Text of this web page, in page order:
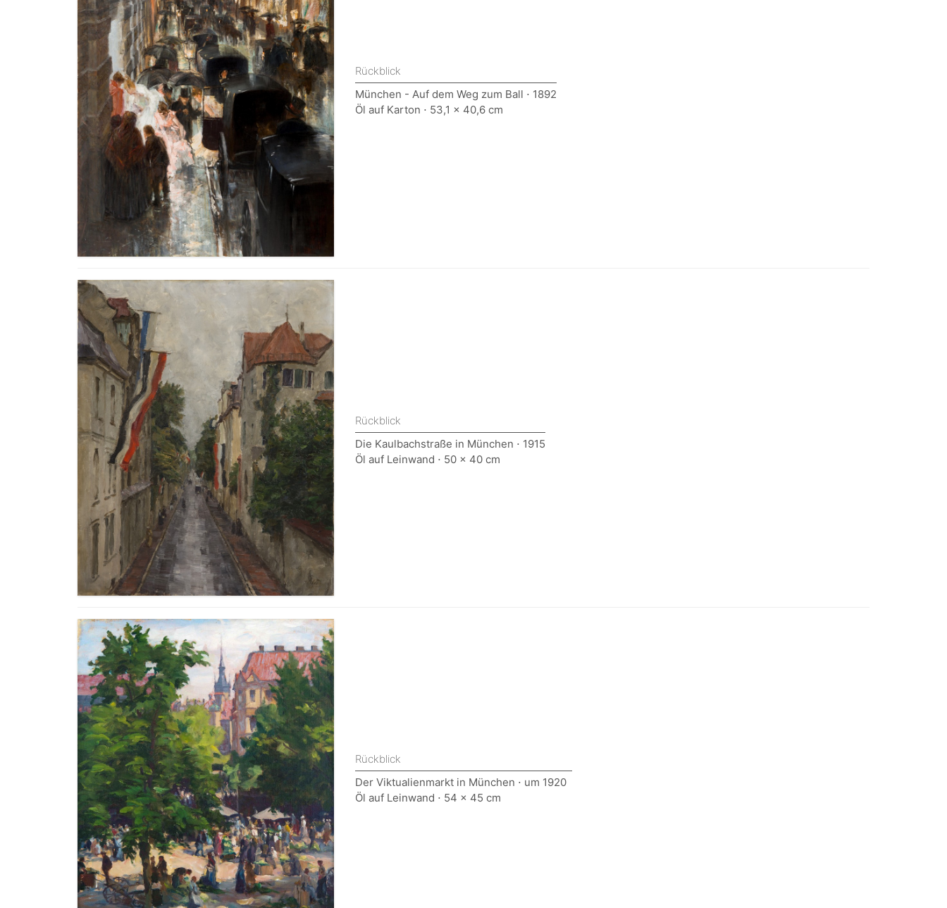
Rückblick
München - Auf dem Weg zum Ball ⋅ 1892
Öl auf Karton ⋅ 53,1 x 40,6 cm
Rückblick
Die Kaulbachstraße in München ⋅ 1915
Öl auf Leinwand ⋅ 50 x 40 cm
Rückblick
Der Viktualienmarkt in München ⋅ um 1920
Öl auf Leinwand ⋅ 54 x 45 cm